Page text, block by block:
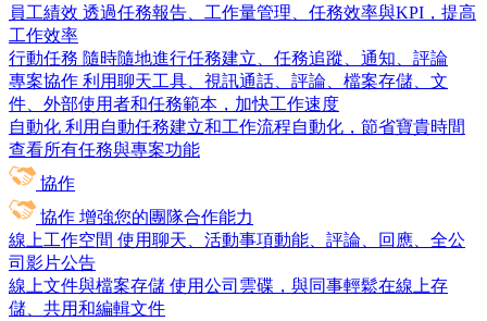
員工績效 透過任務報告、工作量管理、任務效率與KPI，提高
工作效率
行動任務 隨時隨地進行任務建立、任務追蹤、通知、評論
專案協作 利用聊天工具、視訊通話、評論、檔案存儲、文
件、外部使用者和任務範本，加快工作速度
自動化 利用自動任務建立和工作流程自動化，節省寶貴時間
查看所有任務與專案功能
協作
協作 增強您的團隊合作能力
線上工作空間 使用聊天、活動事項動能、評論、回應、全公
司影片公告
線上文件與檔案存儲 使用公司雲碟，與同事輕鬆在線上存
儲、共用和編輯文件